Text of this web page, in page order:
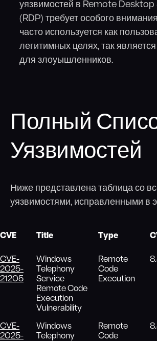
уязвимостей в Remote
(RDP) требует особого
часто используется как
легитимных целях, так
для злоуышленников.
Полный
Уязвимостей
Ниже представлена таблица со
уязвимостями, исправленными в
CVE Title Type
CVE-
2025-
21205
Windows
Telephony
Service
Remote Code
Execution
Vulnerability
Remote
Code
Execution
CVE-
2025-
Windows
Telephony
Remote
Code